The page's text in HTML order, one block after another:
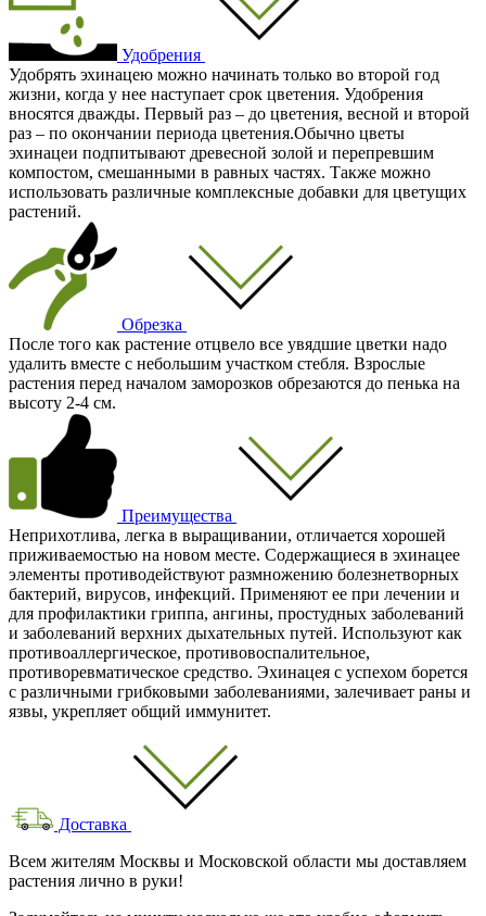
Удобрения
Удобрять эхинацею можно начинать только во второй год
жизни, когда у нее наступает срок цветения. Удобрения
вносятся дважды. Первый раз – до цветения, весной и второй
раз – по окончании периода цветения.Обычно цветы
эхинацеи подпитывают древесной золой и перепревшим
компостом, смешанными в равных частях. Также можно
использовать различные комплексные добавки для цветущих
растений.
Обрезка
После того как растение отцвело все увядшие цветки надо
удалить вместе с небольшим участком стебля. Взрослые
растения перед началом заморозков обрезаются до пенька на
высоту 2-4 см.
Преимущества
Неприхотлива, легка в выращивании, отличается хорошей
приживаемостью на новом месте. Содержащиеся в эхинацее
элементы противодействуют размножению болезнетворных
бактерий, вирусов, инфекций. Применяют ее при лечении и
для профилактики гриппа, ангины, простудных заболеваний
и заболеваний верхних дыхательных путей. Используют как
противоаллергическое, противовоспалительное,
противоревматическое средство. Эхинацея с успехом борется
с различными грибковыми заболеваниями, залечивает раны и
язвы, укрепляет общий иммунитет.
Доставка
Всем жителям Москвы и Московской области мы доставляем
растения лично в руки!